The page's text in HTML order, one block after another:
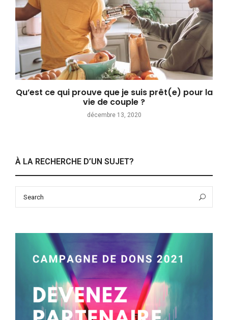
Qu’est ce qui prouve que je suis prêt(e) pour la
vie de couple ?
décembre 13, 2020
À LA RECHERCHE D’UN SUJET?